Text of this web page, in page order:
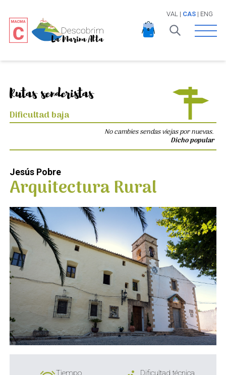
VAL | CAS| ENG
Open
Rutas senderistas
Dificultad baja
No cambies sendas viejas por nuevas.
Dicho popular
Jesús Pobre
Arquitectura Rural